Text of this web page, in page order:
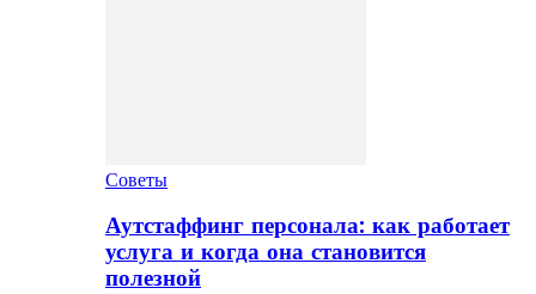
Советы
Аутстаффинг персонала: как работает
услуга и когда она становится
полезной